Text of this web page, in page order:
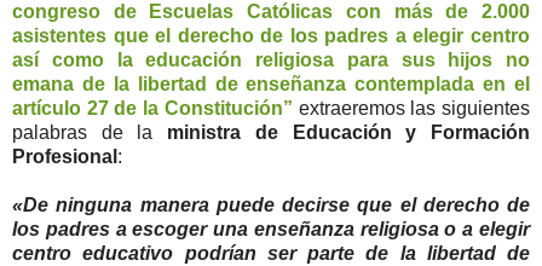
congreso de Escuelas Católicas con más de 2.000
asistentes que el derecho de los padres a elegir centro
así como la educación religiosa para sus hijos no
emana de la libertad de enseñanza contemplada en el
artículo 27 de la Constitución” extraeremos las siguientes
palabras de la ministra de Educación y Formación
Profesional :
«De ninguna manera puede decirse que el derecho de
los padres a escoger una enseñanza religiosa o a elegir
centro educativo podrían ser parte de la libertad de